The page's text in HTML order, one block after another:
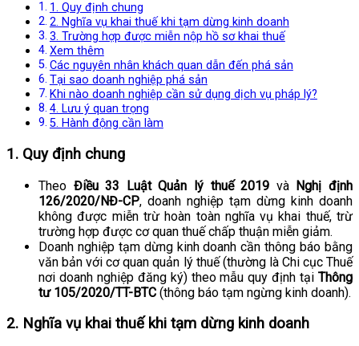
1. Quy định chung
2. Nghĩa vụ khai thuế khi tạm dừng kinh doanh
3. Trường hợp được miễn nộp hồ sơ khai thuế
Xem thêm
Các nguyên nhân khách quan dẫn đến phá sản
Tại sao doanh nghiệp phá sản
Khi nào doanh nghiệp cần sử dụng dịch vụ pháp lý?
4. Lưu ý quan trọng
5. Hành động cần làm
1. Quy định chung
Theo Điều 33 Luật Quản lý thuế 2019 và Nghị định
126/2020/NĐ-CP, doanh nghiệp tạm dừng kinh doanh
không được miễn trừ hoàn toàn nghĩa vụ khai thuế, trừ
trường hợp được cơ quan thuế chấp thuận miễn giảm.
Doanh nghiệp tạm dừng kinh doanh cần thông báo bằng
văn bản với cơ quan quản lý thuế (thường là Chi cục Thuế
nơi doanh nghiệp đăng ký) theo mẫu quy định tại Thông
tư 105/2020/TT-BTC (thông báo tạm ngừng kinh doanh).
2. Nghĩa vụ khai thuế khi tạm dừng kinh doanh